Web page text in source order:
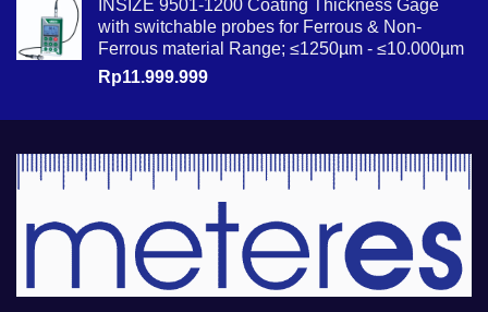
INSIZE 9501-1200 Coating Thickness Gage
with switchable probes for Ferrous & Non-
Ferrous material Range; ≤1250µm - ≤10.000µm
Rp11.999.999